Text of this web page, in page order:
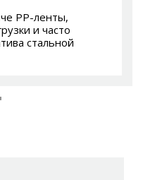
PP-ленты,
и часто
стальной